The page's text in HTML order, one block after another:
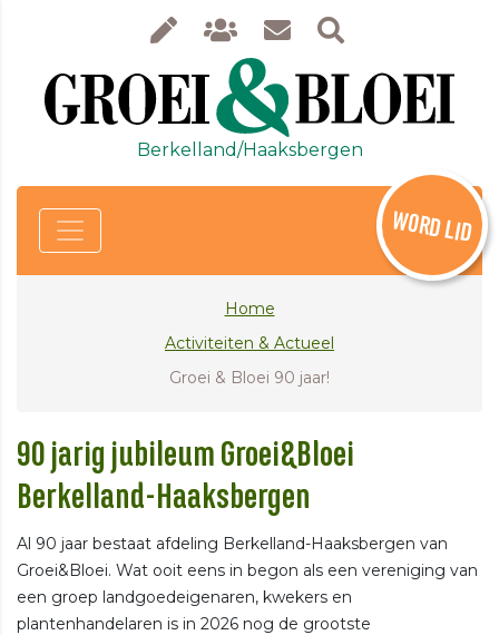
Berkelland/Haaksbergen
WORD LID
Home
Activiteiten & Actueel
Groei & Bloei 90 jaar!
90 jarig jubileum Groei&Bloei
Berkelland-Haaksbergen
Al 90 jaar bestaat afdeling Berkelland-Haaksbergen van
Groei&Bloei. Wat ooit eens in begon als een vereniging van
een groep landgoedeigenaren, kwekers en
plantenhandelaren is in 2026 nog de grootste